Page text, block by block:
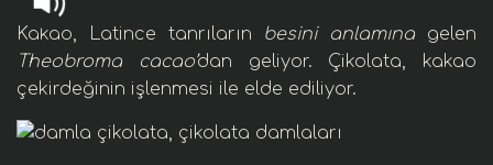
Kakao, Latince tanrıların besini anlamına gelen
Theobroma cacao’dan geliyor. Çikolata, kakao
çekirdeğinin işlenmesi ile elde ediliyor.